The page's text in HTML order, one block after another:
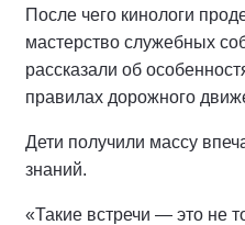
После чего кинологи
мастерство служебных
рассказали об
правилах дорожного
Дети получили массу
знаний.
«Такие встречи — это не